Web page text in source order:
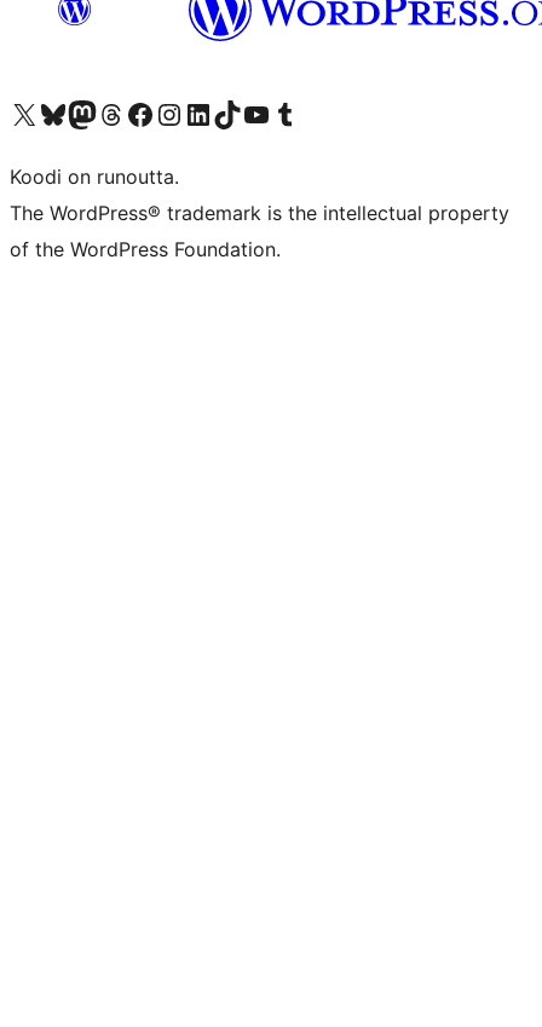
Visit our X (formerly Twitter) account
Visit our Bluesky account
Visit our Mastodon account
Visit our Threads account
Visit our Facebook page
Visit our Instagram account
Visit our LinkedIn account
Visit our TikTok account
Näytä YouTube-kanava
Visit our Tumblr account
Koodi on runoutta.
The WordPress® trademark is the intellectual property
of the WordPress Foundation.